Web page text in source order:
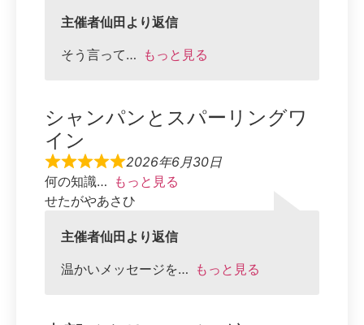
主催者仙田より返信
そう言って
もっと見る
シャンパンとスパーリングワ
イン
2026年6月30日
何の知識
もっと見る
せたがやあさひ
主催者仙田より返信
温かいメッセージを
もっと見る